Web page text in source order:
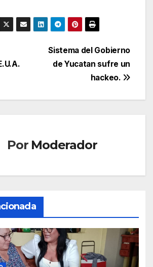
Sistema del Gobierno
de Yucatan sufre un
hackeo.
Por Moderador